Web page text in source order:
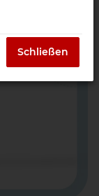
Schließen